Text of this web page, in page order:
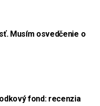
Musím osvedčenie o
fond: recenzia